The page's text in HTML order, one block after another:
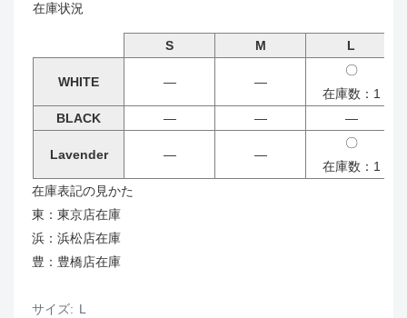
在庫状況
S M L
WHITE ― ―
〇
在庫数：1
BLACK
― ― ―
Lavender ― ―
〇
在庫数：1
在庫表記の見かた
東：東京店在庫
浜：浜松店在庫
豊：豊橋店在庫
サイズ: L